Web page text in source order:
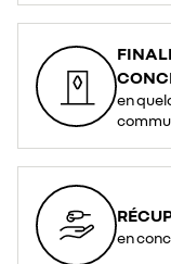
en
en